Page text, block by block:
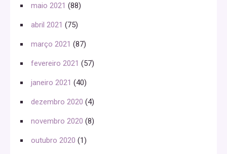
maio 2021 (88)
abril 2021 (75)
março 2021 (87)
fevereiro 2021 (57)
janeiro 2021 (40)
dezembro 2020 (4)
novembro 2020 (8)
outubro 2020 (1)